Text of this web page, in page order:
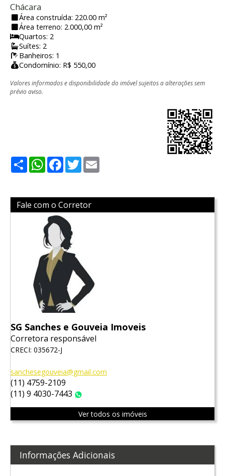
Chácara
Área construída: 220.00 m²
Área terreno: 2.000,00 m²
Quartos: 2
Suítes: 2
Banheiros: 1
Condomínio: R$ 550,00
Valores informados e disponibilidade do imóvel sujeitos a alterações sem
prévio aviso.
ShareWhatsApp
Facebook
Twitter
Fale com o Corretor
SG Sanches e Gouveia Imoveis
Corretora responsável
CRECI: 035672-J
sanchesegouveia@gmail.com
(11) 4759-2109
(11) 9 4030-7443
Ver todos os imóveis
Informações Adicionais